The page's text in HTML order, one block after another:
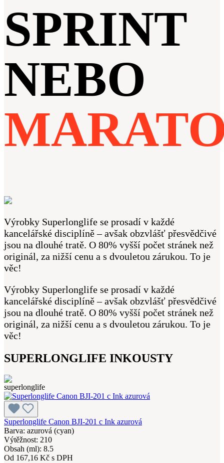
SPRINT
NEBO
Výrobky Superlonglife se prosadí v každé
kancelářské disciplíně – avšak obzvlášť přesvědčivé
jsou na dlouhé tratě. O 80% vyšší počet stránek než
originál, za nižší cenu a s dvouletou zárukou. To je
věc!
Výrobky Superlonglife se prosadí v každé
kancelářské disciplíně – avšak obzvlášť přesvědčivé
jsou na dlouhé tratě. O 80% vyšší počet stránek než
originál, za nižší cenu a s dvouletou zárukou. To je
věc!
SUPERLONGLIFE INKOUSTY
Superlonglife Canon BJI-201 c Ink azurová
Barva: azurová (cyan)
Výtěžnost: 210
Obsah (ml): 8.5
Od 167,16 Kč s DPH